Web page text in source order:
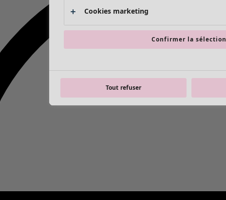
Cookies marketing
Confirmer la sélection
Tout refuser